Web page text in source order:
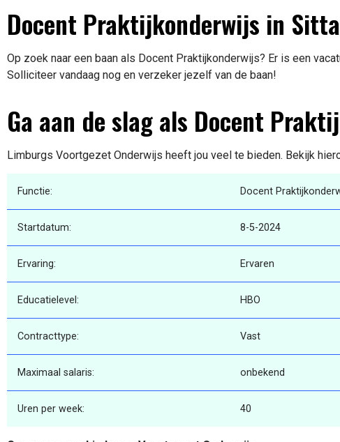
Docent Praktijkonderwijs in
Op zoek naar een baan als Docent Praktijkonderwijs? Er is een
Solliciteer vandaag nog en verzeker jezelf van de baan!
Ga aan de slag als Docent
Limburgs Voortgezet Onderwijs heeft jou veel te bieden. Bekijk
Functie: Docent
Startdatum: 8-5-2024
Ervaring: Ervaren
Educatielevel: HBO
Contracttype: Vast
Maximaal salaris: onbekend
Uren per week: 40